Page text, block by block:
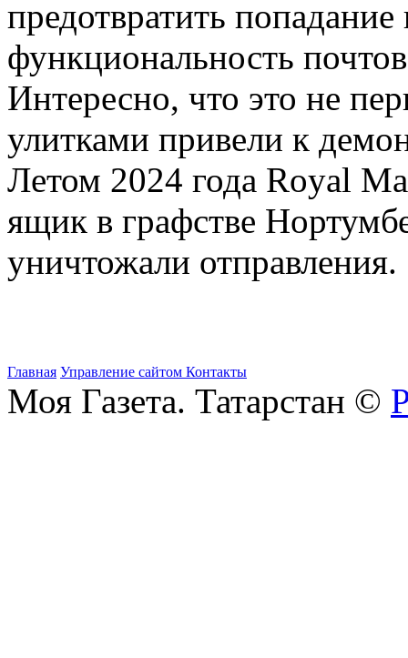
предотвратить
функциональность
Интересно, что это не
улитками привели к
Летом 2024 года Royal
ящик в графстве
уничтожали отправления.
Главная Управление сайтом Контакты
Моя Газета. Татарстан ©